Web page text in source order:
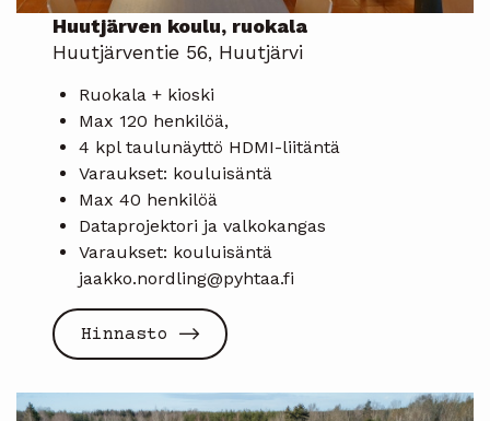
Huutjärven koulu, ruokala
Huutjärventie 56, Huutjärvi
Ruokala + kioski
Max 120 henkilöä,
4 kpl taulunäyttö HDMI-liitäntä
Varaukset: kouluisäntä
Max 40 henkilöä
Dataprojektori ja valkokangas
Varaukset: kouluisäntä
jaakko.nordling@pyhtaa.fi
Hinnasto